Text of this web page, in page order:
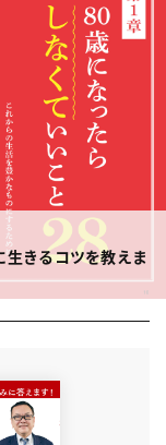
生きるコツを教えま